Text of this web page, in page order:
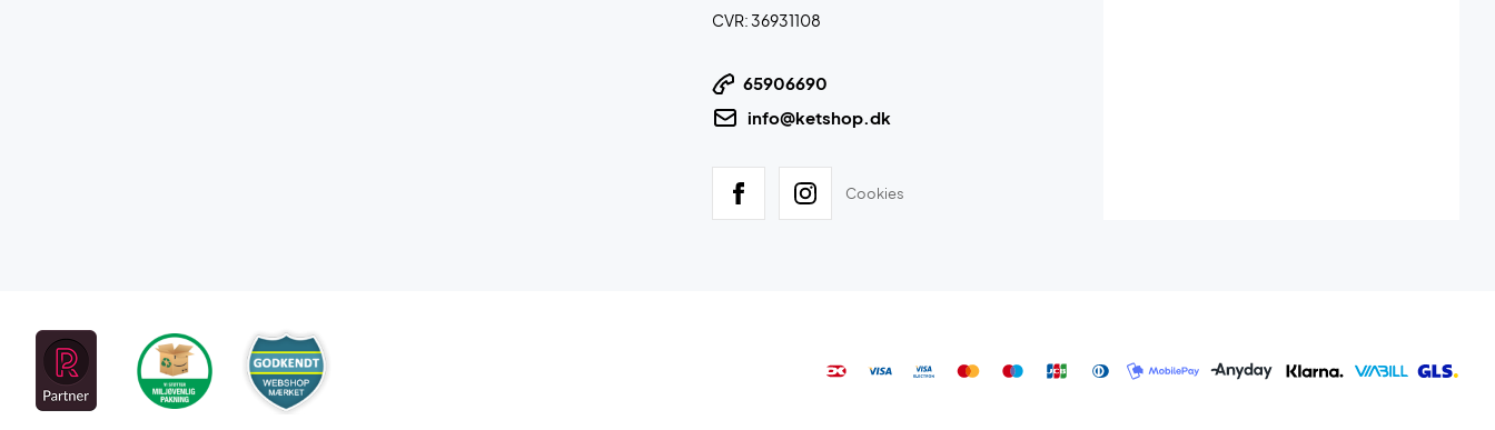
CVR: 36931108
65906690
info@ketshop.dk
Cookies